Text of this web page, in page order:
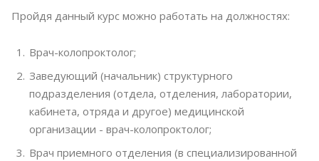
Пройдя данный курс можно работать на должностях:
Врач-колопроктолог;
Заведующий (начальник) структурного
подразделения (отдела, отделения, лаборатории,
кабинета, отряда и другое) медицинской
организации - врач-колопроктолог;
Врач приемного отделения (в специализированной